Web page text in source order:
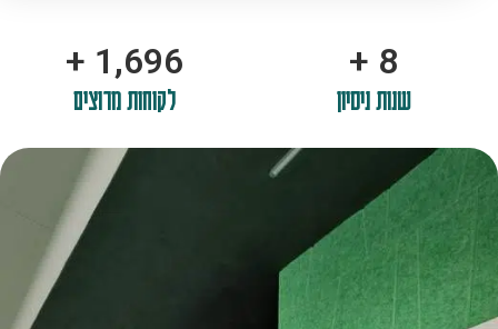
10
+
שנות ניסיון
2,100
+
לקוחות מרוצים